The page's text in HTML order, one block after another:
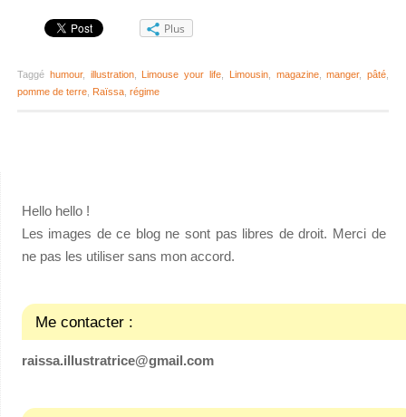
Plus
Taggé humour, illustration, Limouse your life, Limousin, magazine,manger,pâté
pomme de terre, Raïssa, régime
Hello hello !
Les images de ce blog ne sont pas libres de droit. Merci de
ne pas les utiliser sans mon accord.
Me contacter :
raissa.illustratrice@gmail.com